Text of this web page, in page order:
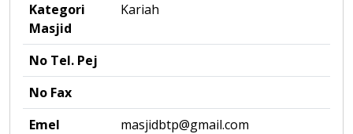
Kategori
Masjid
Kariah
No Tel. Pej
No Fax
Emel
masjidbtp@gmail.com